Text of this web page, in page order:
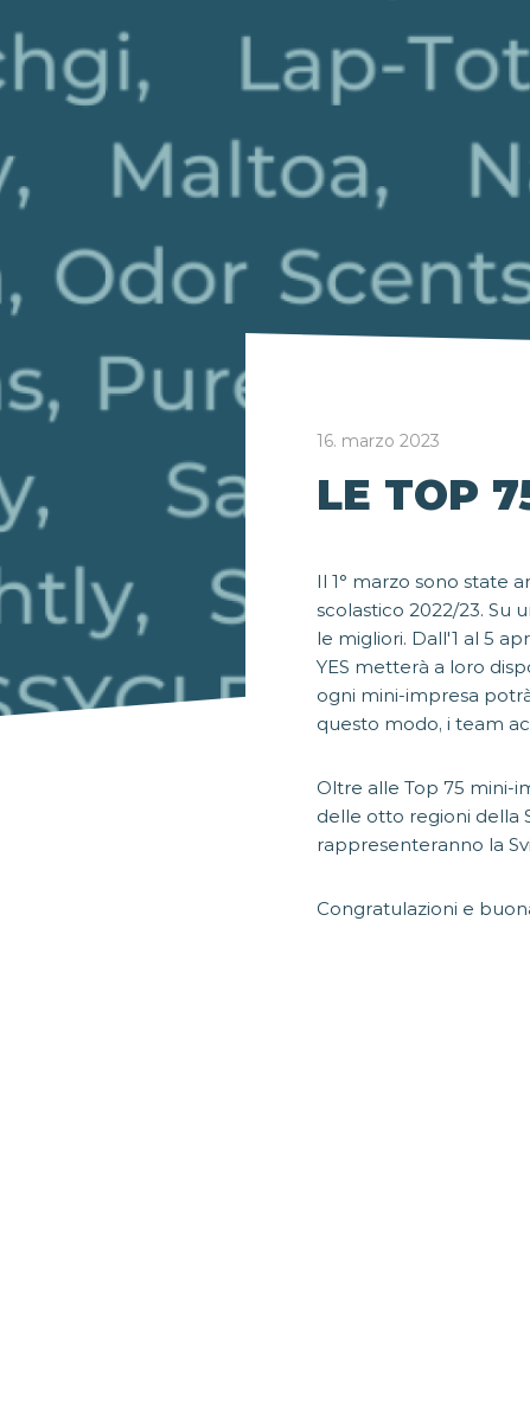
16. marzo 2023
LE TOP
Il 1° marzo sono state
scolastico 2022/23. Su
le migliori. Dall'1 al 5
YES metterà a loro
ogni mini-impresa
questo modo, i team
Oltre alle Top 75 mini-
delle otto regioni della
rappresenteranno la
Congratulazioni e